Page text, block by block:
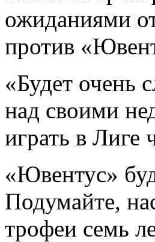
ожиданиями
против
«Будет очень
над своими
играть в Лиге
«Ювентус»
Подумайте,
трофеи семь